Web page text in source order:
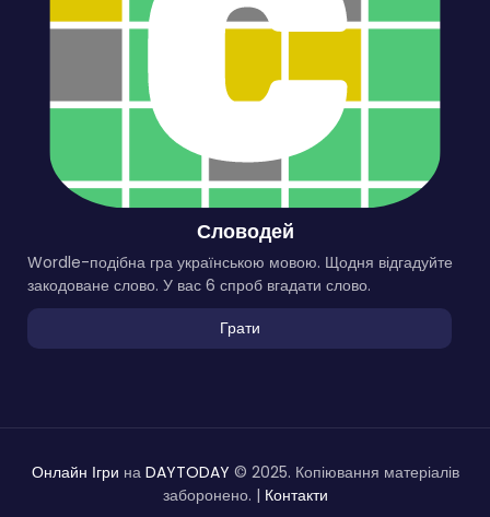
Словодей
Wordle-подібна гра українською мовою. Щодня відгадуйте
закодоване слово. У вас 6 спроб вгадати слово.
Грати
Онлайн Ігри на DAYTODAY © 2025. Копіювання матеріалів
заборонено. | Контакти